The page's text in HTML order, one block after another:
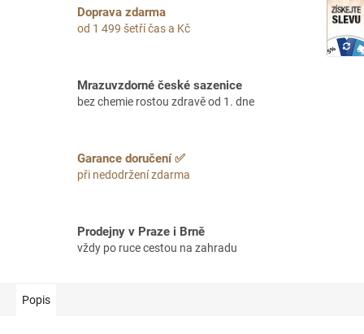
Doprava zdarma
od 1 499 šetří čas a Kč
Mrazuvzdorné české sazenice
bez chemie rostou zdravě od 1. dne
Garance doručení ✅
při nedodržení zdarma
Prodejny v Praze i Brně
vždy po ruce cestou na zahradu
Popis